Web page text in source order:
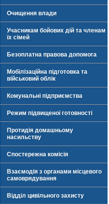
Очищення влади
Учасникам бойових дій та членам
їх сімей
Безоплатна правова допомога
Мобілізаційна підготовка та
військовий облік
Комунальні підприємства
Режим підвищеної готовності
Протидія домашньому
насильству
Спостережна комісія
Взаємодія з органами місцевого
самоврядування
Відділ цивільного захисту